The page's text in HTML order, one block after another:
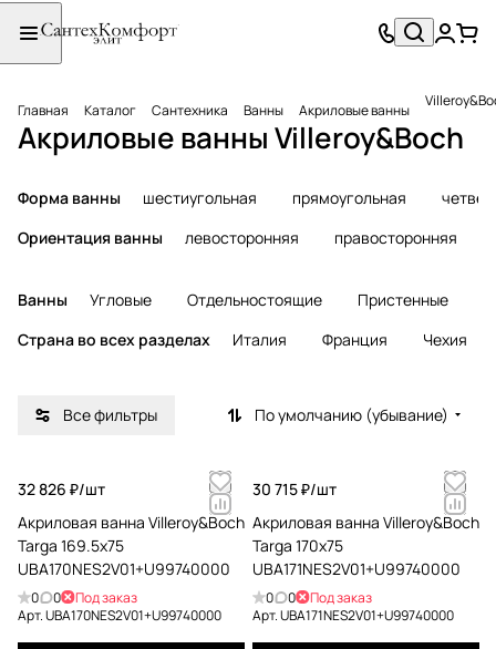
Главная Каталог Сантехника Ванны Акриловые ванны
Акриловые ванны Villeroy&Boch
Форма ванны шестиугольная прямоугольная
Ориентация ванны
левосторонняя правосторонняя
Ванны Угловые Отдельностоящие Пристенные
Страна во всех разделах
Италия Франция Чехия
Все фильтры По умолчанию (убывание)
32 826 ₽/шт
Акриловая ванна Villeroy&Boch
Targa 169.5x75
UBA170NES2V01+U99740000
0 0
Под заказ
Арт.UBA170NES2V01+U99740000
30 715 ₽/шт
Акриловая ванна Villeroy&Boch
Targa 170x75
UBA171NES2V01+U99740000
0 0
Под заказ
Арт.UBA171NES2V01+U99740000